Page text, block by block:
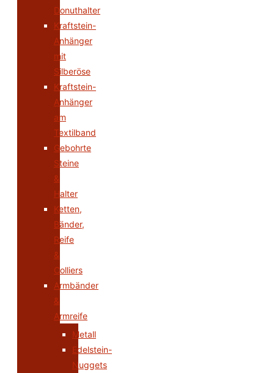
Donuthalter
Kraftstein-
Anhänger
mit
Silberöse
Kraftstein-
Anhänger
am
Textilband
Gebohrte
Steine
&
Halter
Ketten,
Bänder,
Reife
&
Colliers
Armbänder
&
Armreife
Metall
Edelstein-
Nuggets